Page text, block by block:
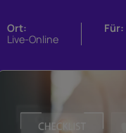
Ort:
Live-Online
Für: